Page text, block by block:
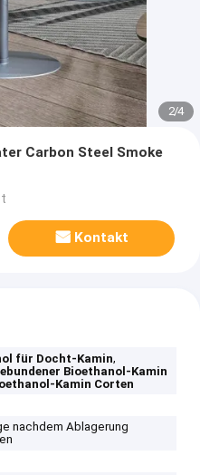
2/4
Carbon Steel Smoke
Kontakt
für Docht-Kamin,
Bioethanol-Kamin
Kamin Corten
nachdem Ablagerung